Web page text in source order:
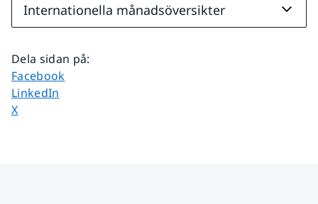
Internationella månadsöversikter
Dela sidan på:
Dela sidan på
Facebook
Dela sidan på
LinkedIn
Dela sidan på
X